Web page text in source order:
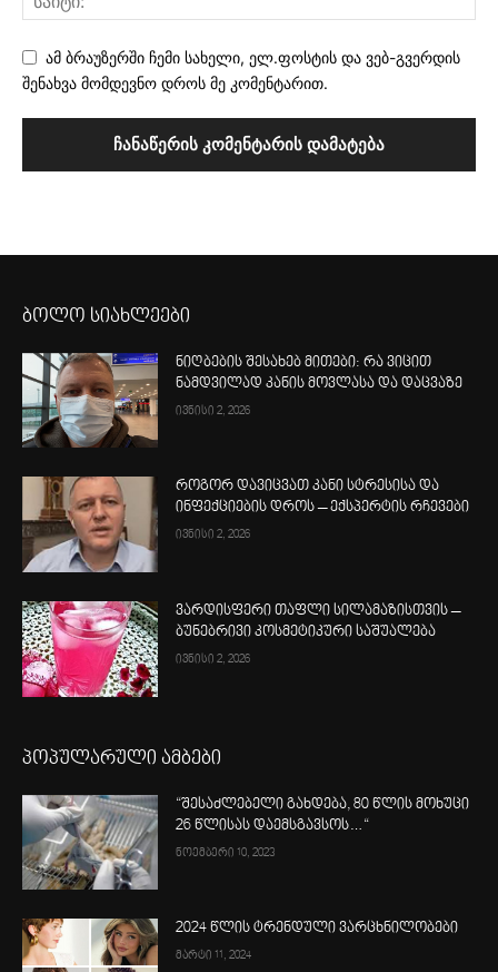
ამ ბრაუზერში ჩემი სახელი, ელ.ფოსტის და ვებ-გვერდის
შენახვა მომდევნო დროს მე კომენტარით.
ბოლო სიახლეები
ნიღბების შესახებ მითები: რა ვიცით
ნამდვილად კანის მოვლასა და დაცვაზე
ივნისი 2, 2026
როგორ დავიცვათ კანი სტრესისა და
ინფექციების დროს – ექსპერტის რჩევები
ივნისი 2, 2026
ვარდისფერი თაფლი სილამაზისთვის –
ბუნებრივი კოსმეტიკური საშუალება
ივნისი 2, 2026
პოპულარული ამბები
“შესაძლებელი გახდება, 80 წლის მოხუცი
26 წლისას დაემსგავსოს…“
ნოემბერი 10, 2023
2024 წლის ტრენდული ვარცხნილობები
მარტი 11, 2024